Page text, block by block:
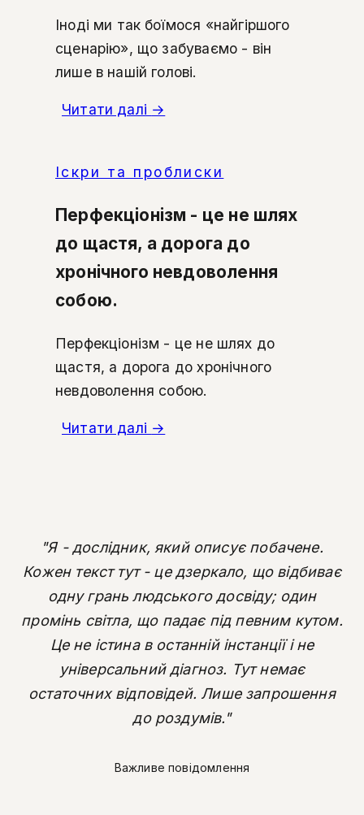
Іноді ми так боїмося «найгіршого
сценарію», що забуваємо - він
лише в нашій голові.
Читати далі →
Іскри та проблиски
Перфекціонізм - це не шлях
до щастя, а дорога до
хронічного невдоволення
собою.
Перфекціонізм - це не шлях до
щастя, а дорога до хронічного
невдоволення собою.
Читати далі →
"Я - дослідник, який описує побачене.
Кожен текст тут - це дзеркало, що відбиває
одну грань людського досвіду; один
промінь світла, що падає під певним кутом.
Це не істина в останній інстанції і не
універсальний діагноз. Тут немає
остаточних відповідей. Лише запрошення
до роздумів."
Важливе повідомлення